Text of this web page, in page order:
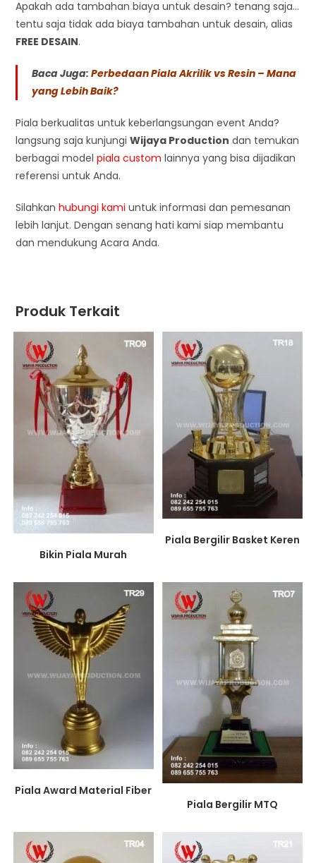
Apakah ada tambahan biaya untuk desain? tenang saja…
tentu saja tidak ada biaya tambahan untuk desain, alias
FREE DESAIN.
Baca Juga:Perbedaan Piala Akrilik vs Resin – Mana
yang Lebih Baik?
Piala berkualitas untuk keberlangsungan event Anda?
langsung saja kunjungiWijaya Production dan temukan
berbagai modelpiala custom lainnya yang bisa dijadikan
referensi untuk Anda.
Silahkanhubungi kami untuk informasi dan pemesanan
lebih lanjut. Dengan senang hati kami siap membantu
dan mendukung Acara Anda.
Produk Terkait
Bikin Piala Murah
Piala Bergilir Basket Keren
Piala Award Material Fiber
Piala Bergilir MTQ